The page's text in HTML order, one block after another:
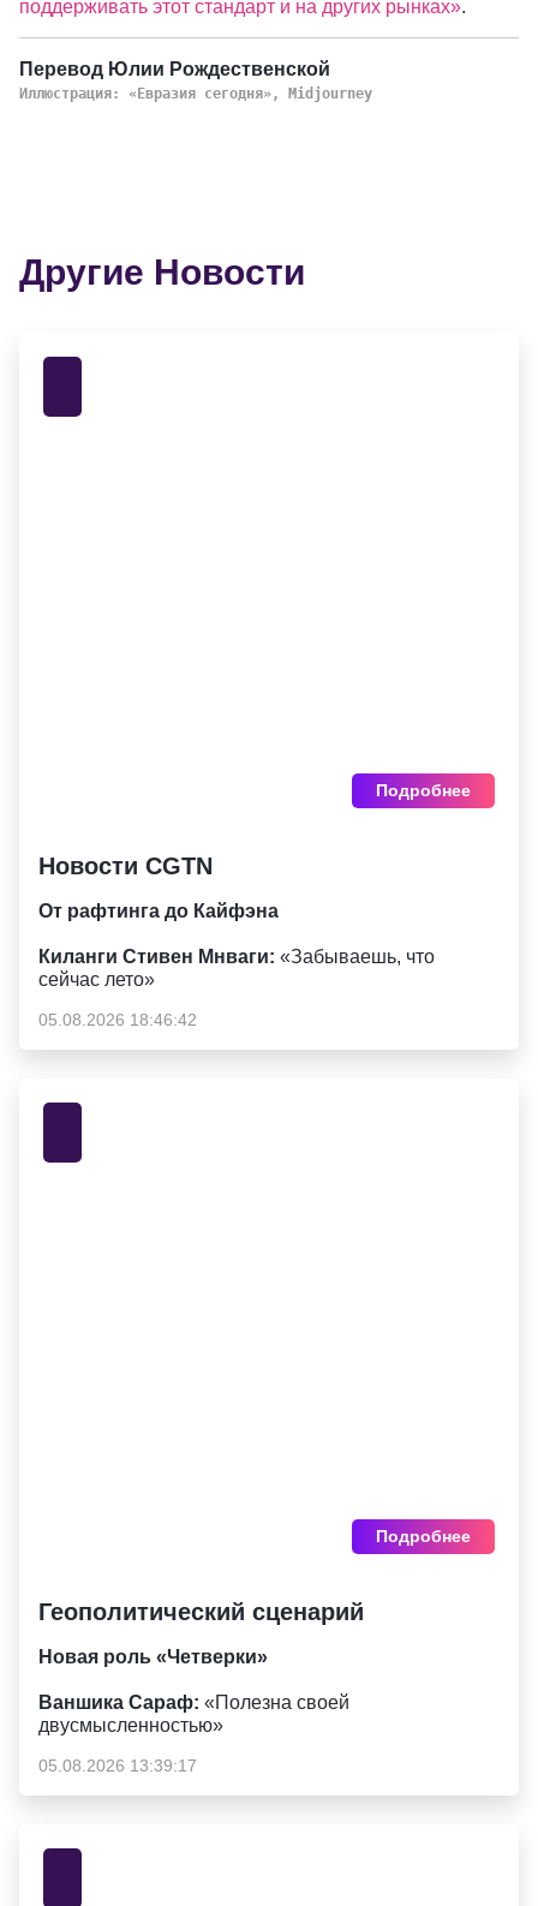
поддерживать этот стандарт и на других рынках».
Перевод Юлии Рождественской
Иллюстрация: «Евразия сегодня», Midjourney
Другие Новости
Подробнее
Новости CGTN
От рафтинга до Кайфэна
Киланги Стивен Мнваги: «Забываешь, что
сейчас лето»
05.08.2026 18:46:42
Подробнее
Геополитический сценарий
Новая роль «Четверки»
Ваншика Сараф: «Полезна своей
двусмысленностью»
05.08.2026 13:39:17